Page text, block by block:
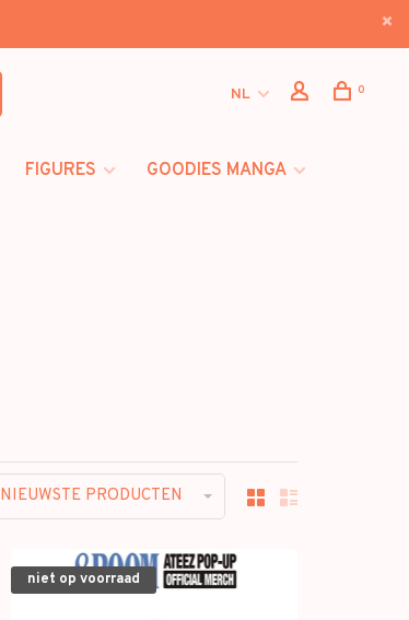
NL 0
FIGURES
GOODIES MANGA
NIEUWSTE PRODUCTEN
niet op voorraad